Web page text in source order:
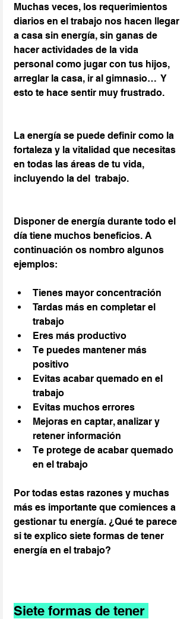
Muchas veces, los requerimientos
diarios en el trabajo nos hacen llegar
a casa sin energía, sin ganas de
hacer actividades de la vida
personal como jugar con tus hijos,
arreglar la casa, ir al gimnasio…  Y
esto te hace sentir muy frustrado.
La energía se puede definir como la
fortaleza y la vitalidad que necesitas
en todas las áreas de tu vida,
incluyendo la del  trabajo.
Disponer de energía durante todo el
día tiene muchos beneficios. A
continuación os nombro algunos
ejemplos:
Tienes mayor concentración
Tardas más en completar el
trabajo
Eres más productivo
Te puedes mantener más
positivo
Evitas acabar quemado en el
trabajo
Evitas muchos errores
Mejoras en captar, analizar y
retener información
Te protege de acabar quemado
en el trabajo
Por todas estas razones y muchas
más es importante que comiences a
gestionar tu energía. ¿Qué te parece
si te explico siete formas de tener
energía en el trabajo?
Siete formas de tener